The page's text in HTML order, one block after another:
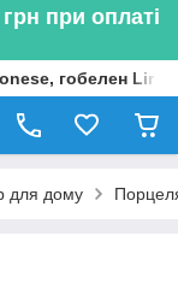
при оплаті
гобелен
для дому